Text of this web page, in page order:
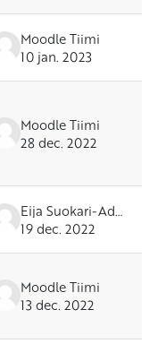
Moodle Tiimi
10 jan. 2023
Moodle Tiimi
28 dec. 2022
Eija Suokari-Admin
19 dec. 2022
Moodle Tiimi
13 dec. 2022